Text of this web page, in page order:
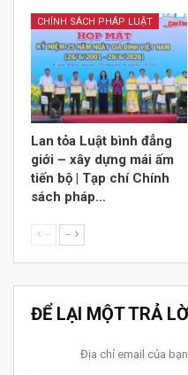
CHÍNH SÁCH PHÁP LUẬT
Lan tỏa Luật bình đẳng
giới – xây dựng mái ấm
tiến bộ | Tạp chí Chính
sách pháp…
-- --
ĐỂ LẠI MỘT TRẢ
Địa chỉ email của